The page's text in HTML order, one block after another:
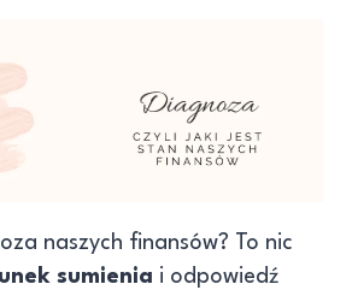
naszych finansów? To nic
sumienia i odpowiedź